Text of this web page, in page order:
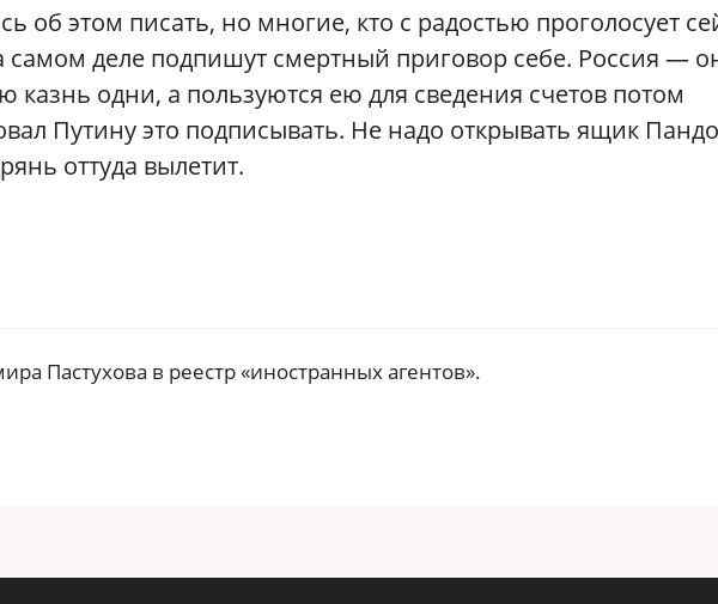
об этом писать, но многие, кто с радостью проголосует
самом деле подпишут смертный приговор себе. Россия —
казнь одни, а пользуются ею для сведения счетов потом
Путину это подписывать. Не надо открывать ящик
оттуда вылетит.
Пастухова в реестр «иностранных агентов».